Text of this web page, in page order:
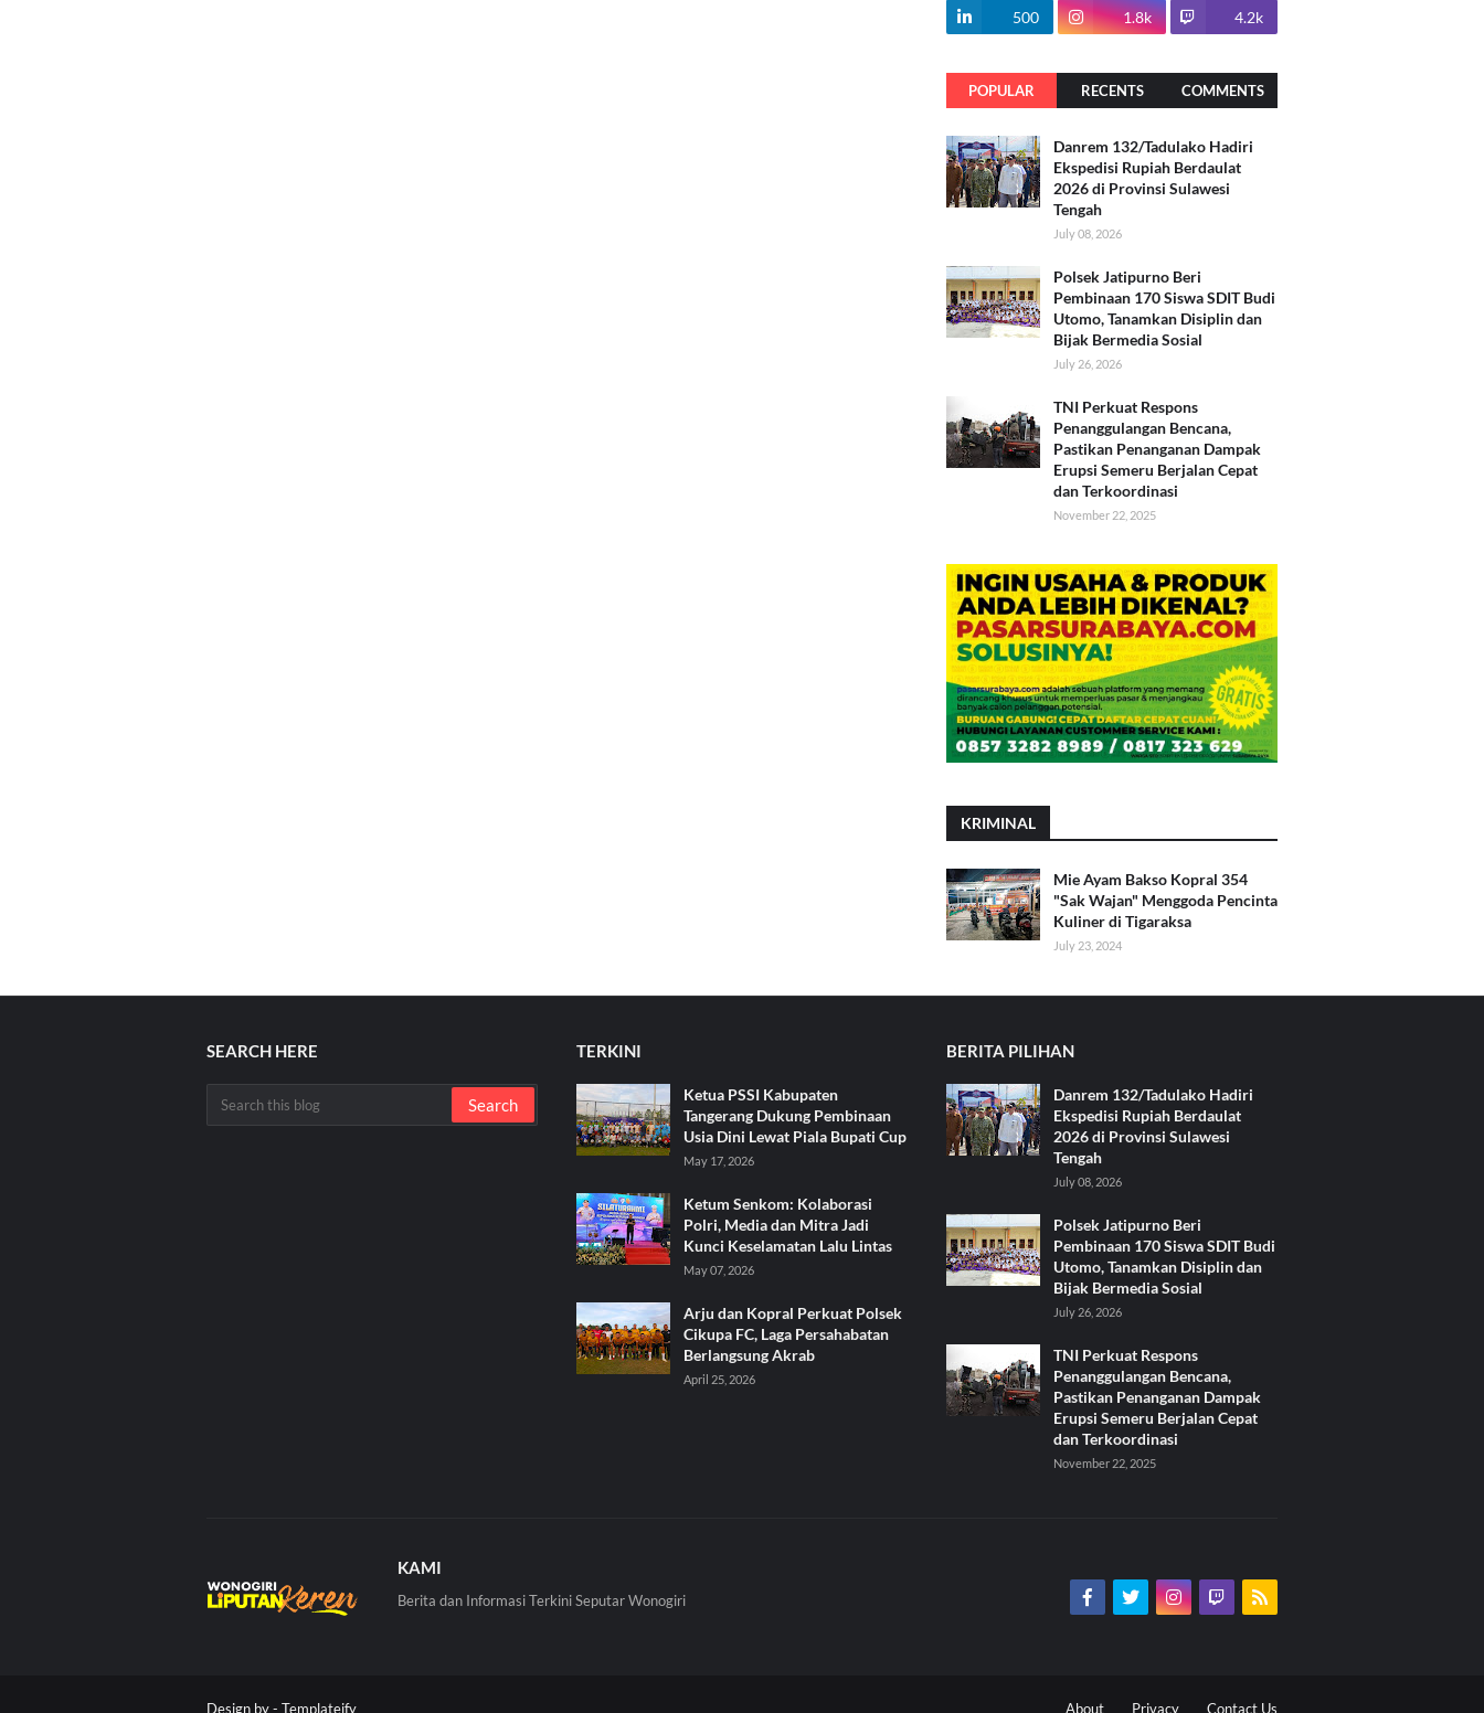
500 1.8k 4.2k
POPULAR RECENTS COMMENTS
Danrem 132/Tadulako Hadiri
Ekspedisi Rupiah Berdaulat
2026 di Provinsi Sulawesi
Tengah
July 08, 2026
Polsek Jatipurno Beri
Pembinaan 170 Siswa SDIT Budi
Utomo, Tanamkan Disiplin dan
Bijak Bermedia Sosial
July 26, 2026
TNI Perkuat Respons
Penanggulangan Bencana,
Pastikan Penanganan Dampak
Erupsi Semeru Berjalan Cepat
dan Terkoordinasi
November 22, 2025
KRIMINAL
Mie Ayam Bakso Kopral 354
"Sak Wajan" Menggoda Pencinta
Kuliner di Tigaraksa
July 23, 2024
SEARCH HERE TERKINI
Ketua PSSI Kabupaten
Tangerang Dukung Pembinaan
Usia Dini Lewat Piala Bupati Cup
May 17, 2026
Ketum Senkom: Kolaborasi
Polri, Media dan Mitra Jadi
Kunci Keselamatan Lalu Lintas
May 07, 2026
Arju dan Kopral Perkuat Polsek
Cikupa FC, Laga Persahabatan
Berlangsung Akrab
April 25, 2026
BERITA PILIHAN
Danrem 132/Tadulako Hadiri
Ekspedisi Rupiah Berdaulat
2026 di Provinsi Sulawesi
Tengah
July 08, 2026
Polsek Jatipurno Beri
Pembinaan 170 Siswa SDIT Budi
Utomo, Tanamkan Disiplin dan
Bijak Bermedia Sosial
July 26, 2026
TNI Perkuat Respons
Penanggulangan Bencana,
Pastikan Penanganan Dampak
Erupsi Semeru Berjalan Cepat
dan Terkoordinasi
November 22, 2025
KAMI
Berita dan Informasi Terkini Seputar Wonogiri
Design by - Templateify About Privacy Contact Us